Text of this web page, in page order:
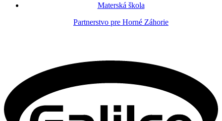
Materská škola
Partnerstvo pre Horné Záhorie